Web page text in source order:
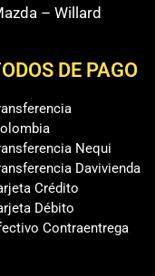
– Willard
DE PAGO
Nequi
Davivienda
Crédito
Débito
Contraentrega